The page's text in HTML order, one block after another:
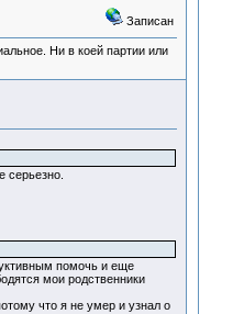
Записан
Ни в коей партии или
помочь и еще
мои родственники
что я не умер и узнал о